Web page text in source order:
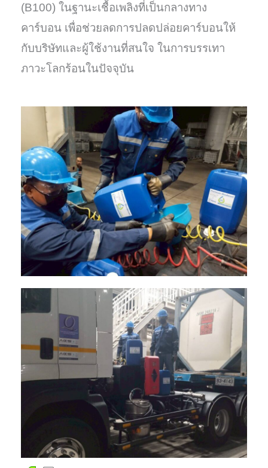
(B100) ในฐานะเชื้อเพลิงที่เป็นกลางทาง
คาร์บอน เพื่อช่วยลดการปลดปล่อยคาร์บอนให้
กับบริษัทและผู้ใช้งานที่สนใจ ในการบรรเทา
ภาวะโลกร้อนในปัจจุบัน